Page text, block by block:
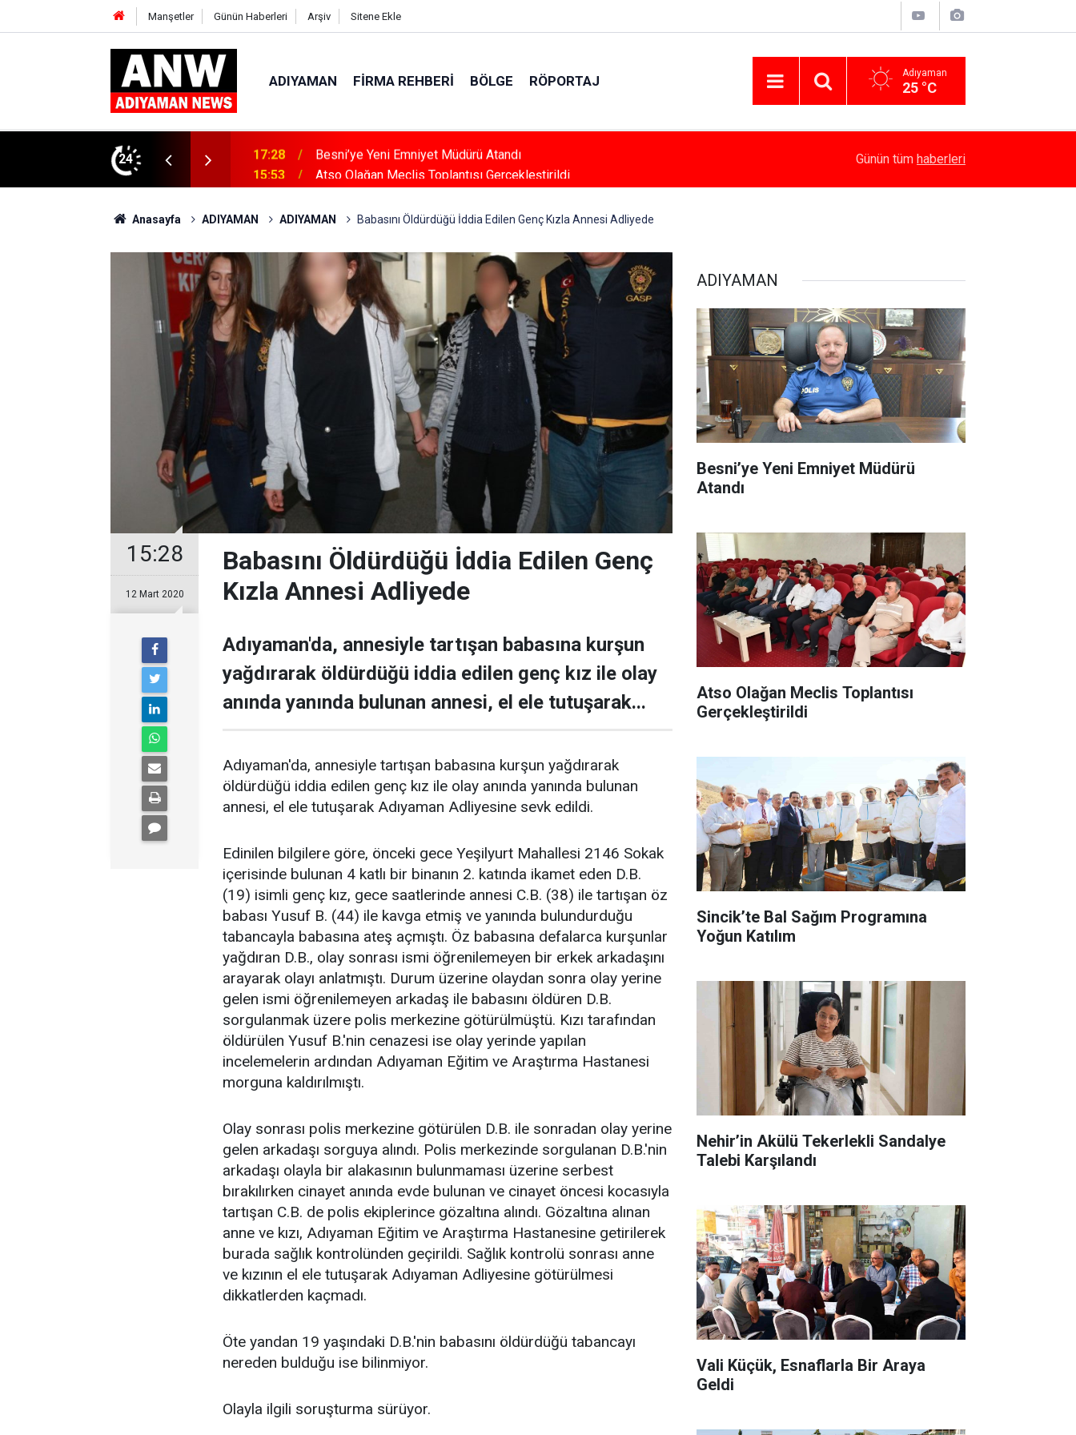
Manşetler Günün Haberleri Arşiv Sitene Ekle
ADIYAMAN FIRMA REHBERI BÖLGE RÖPORTAJ Adıyaman
25 °C
24 15:53 Atso Olağan Meclis Toplantısı Gerçekleştirildi Devlet Bahçeli: “Öcalan umuda, Ahmetler
Günün tüm haberleri
Anasayfa ADIYAMAN ADIYAMAN Babasını Öldürdüğü İddia Edilen Genç Kızla Annesi Adliyede
15:28
12 Mart 2020
Babasını Öldürdüğü İddia Edilen Genç
Kızla Annesi Adliyede
Adıyaman'da, annesiyle tartışan babasına kurşun
yağdırarak öldürdüğü iddia edilen genç kız ile olay
anında yanında bulunan annesi, el ele tutuşarak...
Adıyaman'da, annesiyle tartışan babasına kurşun yağdırarak
öldürdüğü iddia edilen genç kız ile olay anında yanında bulunan
annesi, el ele tutuşarak Adıyaman Adliyesine sevk edildi.
Edinilen bilgilere göre, önceki gece Yeşilyurt Mahallesi 2146 Sokak
içerisinde bulunan 4 katlı bir binanın 2. katında ikamet eden D.B.
(19) isimli genç kız, gece saatlerinde annesi C.B. (38) ile tartışan öz
babası Yusuf B. (44) ile kavga etmiş ve yanında bulundurduğu
tabancayla babasına ateş açmıştı. Öz babasına defalarca kurşunlar
yağdıran D.B., olay sonrası ismi öğrenilemeyen bir erkek arkadaşını
arayarak olayı anlatmıştı. Durum üzerine olaydan sonra olay yerine
gelen ismi öğrenilemeyen arkadaş ile babasını öldüren D.B.
sorgulanmak üzere polis merkezine götürülmüştü. Kızı tarafından
öldürülen Yusuf B.'nin cenazesi ise olay yerinde yapılan
incelemelerin ardından Adıyaman Eğitim ve Araştırma Hastanesi
morguna kaldırılmıştı.
Olay sonrası polis merkezine götürülen D.B. ile sonradan olay yerine
gelen arkadaşı sorguya alındı. Polis merkezinde sorgulanan D.B.'nin
arkadaşı olayla bir alakasının bulunmaması üzerine serbest
bırakılırken cinayet anında evde bulunan ve cinayet öncesi kocasıyla
tartışan C.B. de polis ekiplerince gözaltına alındı. Gözaltına alınan
anne ve kızı, Adıyaman Eğitim ve Araştırma Hastanesine getirilerek
burada sağlık kontrolünden geçirildi. Sağlık kontrolü sonrası anne
ve kızının el ele tutuşarak Adıyaman Adliyesine götürülmesi
dikkatlerden kaçmadı.
Öte yandan 19 yaşındaki D.B.'nin babasını öldürdüğü tabancayı
nereden bulduğu ise bilinmiyor.
Olayla ilgili soruşturma sürüyor.
ADIYAMAN
Besni’ye Yeni Emniyet Müdürü
Atandı
Atso Olağan Meclis Toplantısı
Gerçekleştirildi
Sincik’te Bal Sağım Programına
Yoğun Katılım
Nehir’in Akülü Tekerlekli Sandalye
Talebi Karşılandı
Vali Küçük, Esnaflarla Bir Araya
Geldi